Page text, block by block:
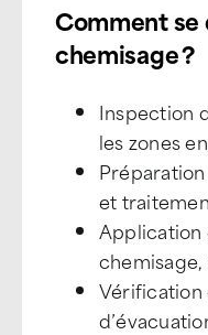
Comment se
chemisage ?
Inspection
les zones
et
Application
Vérification